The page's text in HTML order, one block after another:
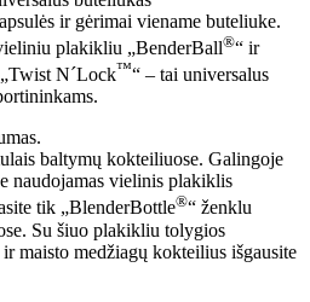
ir gėrimai viename buteliuke.
plakikliu „BenderBall®“ ir
N´Lock™“ – tai universalus
baltymų kokteiliuose. Galingoje
naudojamas vielinis plakiklis
tik „BlenderBottle®“ ženklu
Su šiuo plakikliu tolygios
maisto medžiagų kokteilius išgausite